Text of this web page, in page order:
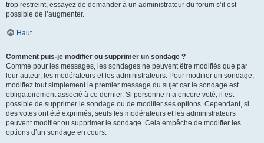
trop restreint, essayez de demander à un administrateur du forum s’il est
possible de l’augmenter.
Haut
Comment puis-je modifier ou supprimer un sondage ?
Comme pour les messages, les sondages ne peuvent être modifiés que par
leur auteur, les modérateurs et les administrateurs. Pour modifier un sondage,
modifiez tout simplement le premier message du sujet car le sondage est
obligatoirement associé à ce dernier. Si personne n’a encore voté, il est
possible de supprimer le sondage ou de modifier ses options. Cependant, si
des votes ont été exprimés, seuls les modérateurs et les administrateurs
peuvent modifier ou supprimer le sondage. Cela empêche de modifier les
options d’un sondage en cours.